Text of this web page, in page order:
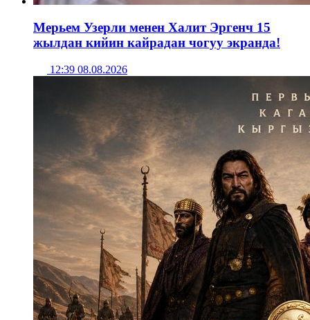
Мерьем Узерли менен Халит Эргенч 15
жылдан кийин кайрадан чогуу экранда!
12:39 08.08.2026